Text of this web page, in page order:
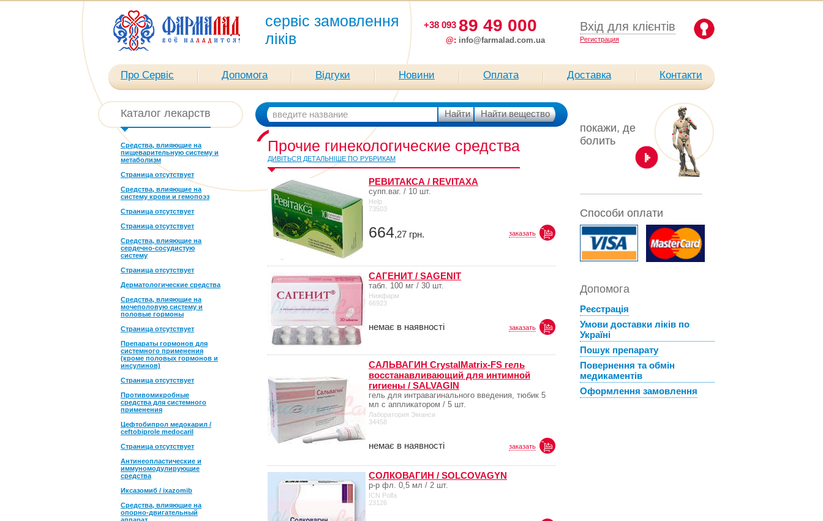
сервіс замовлення
ліків
+38 093 89 49 000
@: info@farmalad.com.ua
Вхід для клієнтів
Pегистрация
Про Сервіс Допомога Відгуки Новини Оплата Доставка Контакти
Каталог лекарств
Средства, влияющие на
пищеварительную систему и
метаболизм
Страница отсутствует
Средства, влияющие на
систему крови и гемопоэз
Страница отсутствует
Страница отсутствует
Средства, влияющие на
сердечно-сосудистую
систему
Страница отсутствует
Дерматологические средства
Средства, влияющие на
мочеполовую систему и
половые гормоны
Страница отсутствует
Препараты гормонов для
системного применения
(кроме половых гормонов и
инсулинов)
Страница отсутствует
Противомикробные
средства для системного
применения
Цефтобипрол медокарил /
ceftobiprole medocaril
Страница отсутствует
Антинеопластические и
иммуномодулирующие
средства
Иксазомиб / ixazomib
Средства, влияющие на
опорно-двигательный
Прочие гинекологические средства
ДИВІТЬСЯ ДЕТАЛЬНІШЕ ПО РУБРИКАМ
РЕВИТАКСА / REVITAXA
супп.ваг. / 10 шт.
Help
73503
664,27 грн. заказать
САГЕНИТ / SAGENIT
табл. 100 мг / 30 шт.
Нижфарм
66923
немає в наявності заказать
САЛЬВАГИН CrystalMatrix-FS гель
восстанавливающий для интимной
гигиены / SALVAGIN
гель для интравагинального введения, тюбик 5
мл с аппликатором / 5 шт.
Лаборатория Эманси
34458
немає в наявності заказать
СОЛКОВАГИН / SOLCOVAGYN
р-р фл. 0,5 мл / 2 шт.
ICN Polfa
23126
покажи, де
болить
Способи оплати
Допомога
Реєстрація
Умови доставки ліків по
Україні
Пошук препарату
Повернення та обмін
медикаментів
Оформлення замовлення